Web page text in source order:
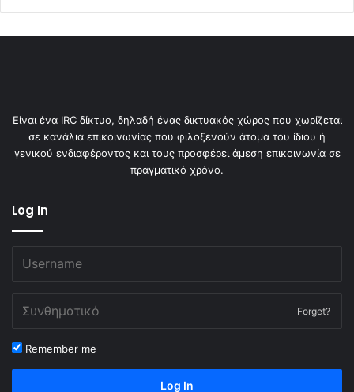
Είναι ένα IRC δίκτυο, δηλαδή ένας δικτυακός χώρος που χωρίζεται
σε κανάλια επικοινωνίας που φιλοξενούν άτομα του ίδιου ή
γενικού ενδιαφέροντος και τους προσφέρει άμεση επικοινωνία σε
πραγματικό χρόνο.
Log In
Forget?
Remember me
Log In